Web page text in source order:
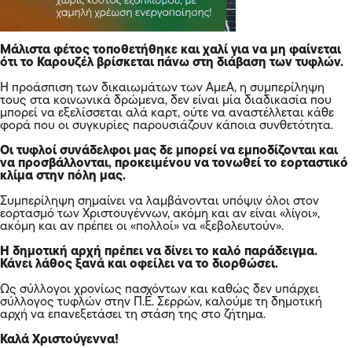
Μάλιστα φέτος τοποθετήθηκε και χαλί για να μη φαίνεται
ότι το Καρουζέλ βρίσκεται πάνω στη διάβαση των τυφλών.
Η προάσπιση των δικαιωμάτων των ΑμεΑ, η συμπερίληψη
τους στα κοινωνικά δρώμενα, δεν είναι μία διαδικασία που
μπορεί να εξελίσσεται αλά καρτ, ούτε να αναστέλλεται κάθε
φορά που οι συγκυρίες παρουσιάζουν κάποια συνθετότητα.
Οι τυφλοί συνάδελφοι μας δε μπορεί να εμποδίζονται και
να προσβάλλονται, προκειμένου να τονωθεί το εορταστικό
κλίμα στην πόλη μας.
Συμπερίληψη σημαίνει να λαμβάνονται υπόψιν όλοι στον
εορτασμό των Χριστουγέννων, ακόμη και αν είναι «λίγοι»,
ακόμη και αν πρέπει οι «πολλοί» να «ξεβολευτούν».
Η δημοτική αρχή πρέπει να δίνει το καλό παράδειγμα.
Κάνει λάθος ξανά και οφείλει να το διορθώσει.
Ως σύλλογοι χρονίως πασχόντων και καθώς δεν υπάρχει
σύλλογος τυφλών στην Π.Ε. Σερρών, καλούμε τη δημοτική
αρχή να επανεξετάσει τη στάση της στο ζήτημα.
Καλά Χριστούγεννα!